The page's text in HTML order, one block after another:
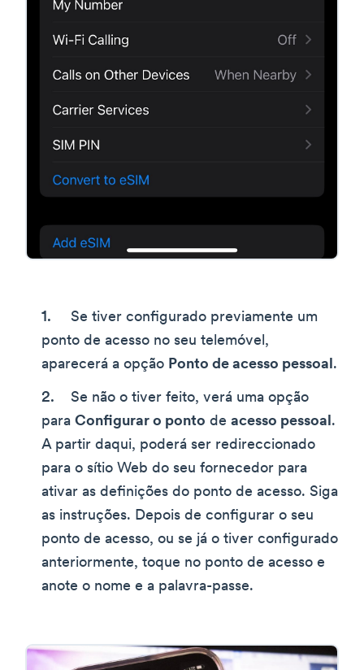
Se tiver configurado previamente um
ponto de acesso no seu telemóvel,
aparecerá a opção Ponto de acesso pessoal.
Se não o tiver feito, verá uma opção
para Configurar o ponto de acesso pessoal.
A partir daqui, poderá ser redireccionado
para o sítio Web do seu fornecedor para
ativar as definições do ponto de acesso. Siga
as instruções. Depois de configurar o seu
ponto de acesso, ou se já o tiver configurado
anteriormente, toque no ponto de acesso e
anote o nome e a palavra-passe.